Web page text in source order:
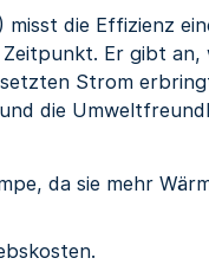
die Effizienz
Er gibt an,
Strom
die
da sie mehr